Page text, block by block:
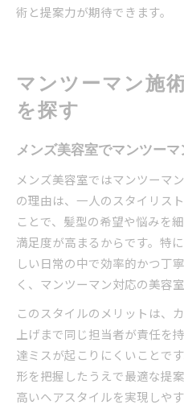
術と提案力が期待できます。
マンツーマン施
を探す
メンズ美容室でマンツー
メンズ美容室ではマンツーマ
の理由は、一人のスタイリス
ことで、髪型の希望や悩みを
満足度が高まるからです。特
しい日常の中で効率的かつ丁
く、マンツーマン対応の美容
このスタイルのメリットは、
上げまで同じ担当者が責任を
達ミスが起こりにくいことで
形を把握したうえで最適な提
高いヘアスタイルを実現しやす